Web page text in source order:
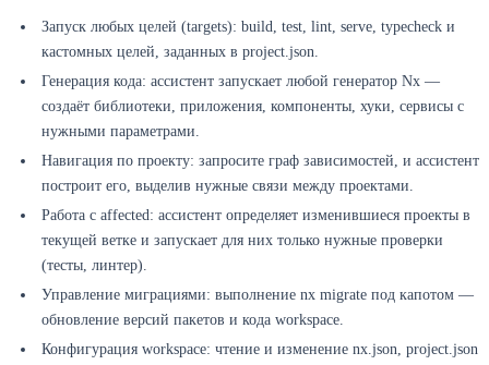
Запуск любых целей (targets): build, test, lint, serve, typecheck и
кастомных целей, заданных в project.json.
Генерация кода: ассистент запускает любой генератор Nx —
создаёт библиотеки, приложения, компоненты, хуки, сервисы с
нужными параметрами.
Навигация по проекту: запросите граф зависимостей, и ассистент
построит его, выделив нужные связи между проектами.
Работа с affected: ассистент определяет изменившиеся проекты в
текущей ветке и запускает для них только нужные проверки
(тесты, линтер).
Управление миграциями: выполнение nx migrate под капотом —
обновление версий пакетов и кода workspace.
Конфигурация workspace: чтение и изменение nx.json, project.json